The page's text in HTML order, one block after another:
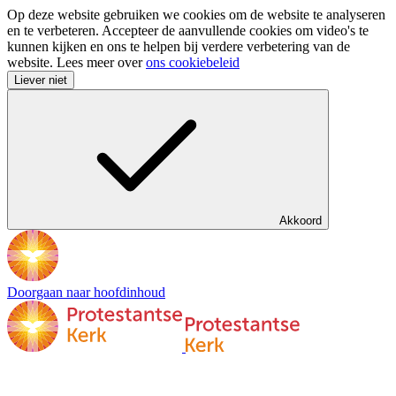
Op deze website gebruiken we cookies om de website te analyseren
en te verbeteren. Accepteer de aanvullende cookies om video's te
kunnen kijken en ons te helpen bij verdere verbetering van de
website. Lees meer overons cookiebeleid
Liever niet
Akkoord
Doorgaan naar hoofdinhoud